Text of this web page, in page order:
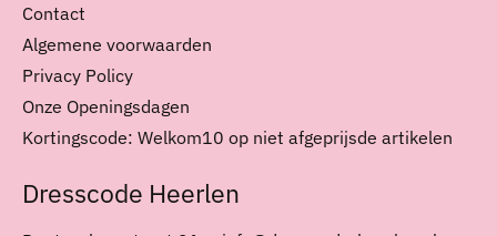
Contact
Algemene voorwaarden
Privacy Policy
Onze Openingsdagen
Kortingscode: Welkom10 op niet afgeprijsde artikelen
Dresscode Heerlen